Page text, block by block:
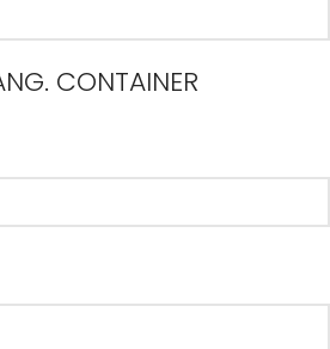
CONTAINER